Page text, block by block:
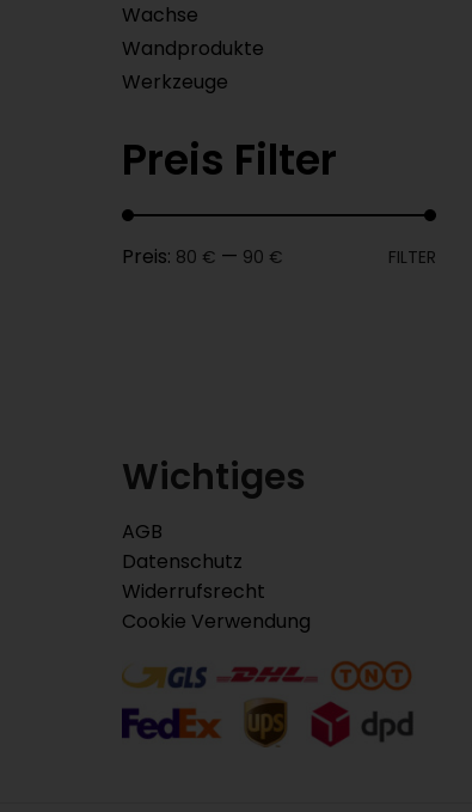
Wachse
Wandprodukte
Werkzeuge
Preis Filter
FILTER
Preis: 80 € — 90 €
Wichtiges
AGB
Datenschutz
Widerrufsrecht
Cookie Verwendung